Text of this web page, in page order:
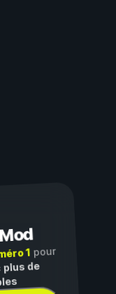
1pour
plus de